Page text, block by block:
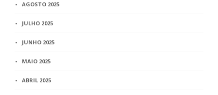
AGOSTO 2025
JULHO 2025
JUNHO 2025
MAIO 2025
ABRIL 2025